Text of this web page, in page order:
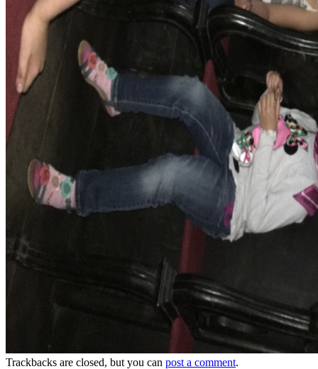
Trackbacks are closed, but you can post a comment.